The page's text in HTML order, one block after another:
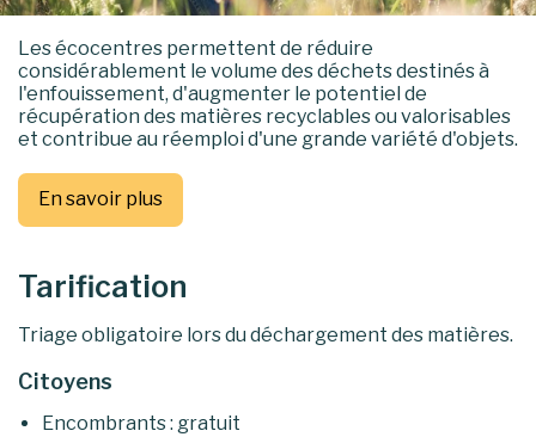
Les écocentres permettent de réduire
considérablement le volume des déchets destinés à
l'enfouissement, d'augmenter le potentiel de
récupération des matières recyclables ou valorisables
et contribue au réemploi d'une grande variété d'objets.
En savoir plus
Tarification
Triage obligatoire lors du déchargement des matières.
Citoyens
Encombrants : gratuit